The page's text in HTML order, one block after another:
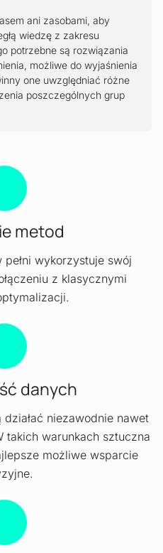
ani zasobami, aby
wiedzę z zakresu
potrzebne są rozwiązania
możliwe do wyjaśnienia
one uwzględniać różne
poszczególnych grup
metod
wykorzystuje swój
z klasycznymi
danych
niezawodnie nawet
takich warunkach sztuczna
możliwe wsparcie